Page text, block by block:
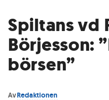
Spiltans vd
Börjesson:
börsen”
AvRedaktionen